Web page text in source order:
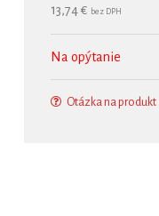
13,74 € bez DPH
Na opýtanie
Otázka na produkt